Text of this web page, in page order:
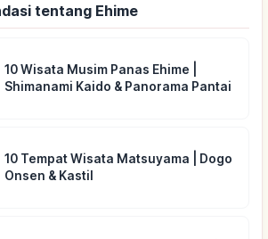
tentang Ehime
10 Wisata Musim Panas Ehime |
Shimanami Kaido & Panorama Pantai
10 Tempat Wisata Matsuyama | Dogo
Onsen & Kastil